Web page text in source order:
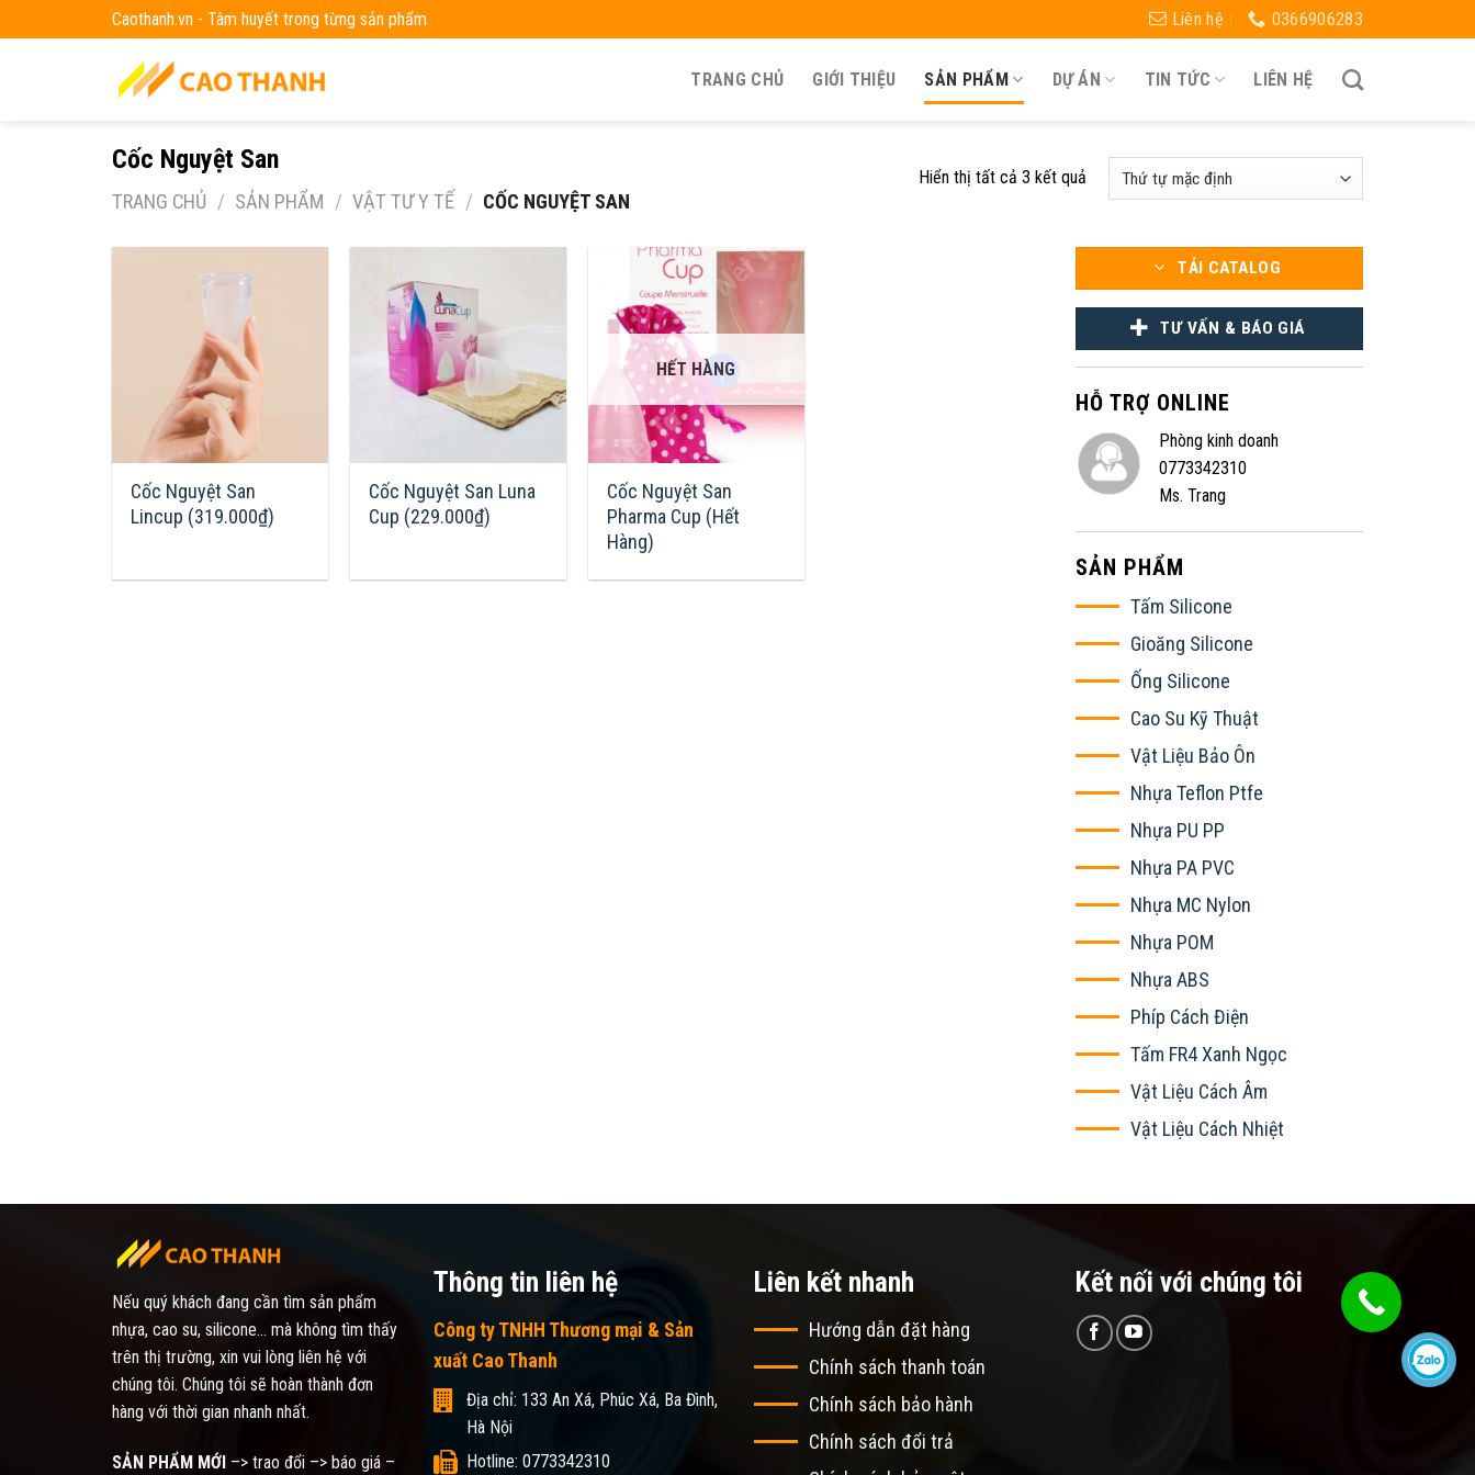
to
Caothanh.vn - Tâm huyết trong từng sản phẩm Liên hệ 0366906283
TRANG CHỦ GIỚI THIỆU SẢN PHẨM DỰ ÁN TIN TỨC LIÊN HỆ
Cốc Nguyệt San
TRANG CHỦ / SẢN PHẨM / VẬT TƯ Y TẾ / CỐC NGUYỆT SAN
Hiển thị tất cả 3 kết quả
Cốc Nguyệt San
Lincup (319.000₫)
Cốc Nguyệt San Luna
Cup (229.000₫)
HẾT HÀNG
Cốc Nguyệt San
Pharma Cup (Hết
Hàng)
TẢI CATALOG
TƯ VẤN & BÁO GIÁ
HỖ TRỢ ONLINE
Phòng kinh doanh
0773342310
Ms. Trang
SẢN PHẨM
Tấm Silicone
Gioăng Silicone
Ống Silicone
Cao Su Kỹ Thuật
Vật Liệu Bảo Ôn
Nhựa Teflon Ptfe
Nhựa PU PP
Nhựa PA PVC
Nhựa MC Nylon
Nhựa POM
Nhựa ABS
Phíp Cách Điện
Tấm FR4 Xanh Ngọc
Vật Liệu Cách Âm
Vật Liệu Cách Nhiệt
Nếu quý khách đang cần tìm sản phẩm
nhựa, cao su, silicone... mà không tìm thấy
trên thị trường, xin vui lòng liên hệ với
chúng tôi. Chúng tôi sẽ hoàn thành đơn
hàng với thời gian nhanh nhất.
SẢN PHẨM MỚI –> trao đổi –> báo giá –
Thông tin liên hệ
Công ty TNHH Thương mại & Sản
xuất Cao Thanh
Địa chỉ: 133 An Xá, Phúc Xá, Ba Đình,
Hà Nội
Hotline: 0773342310
Liên kết nhanh
Hướng dẫn đặt hàng
Chính sách thanh toán
Chính sách bảo hành
Chính sách đổi trả
Kết nối với chúng tôi